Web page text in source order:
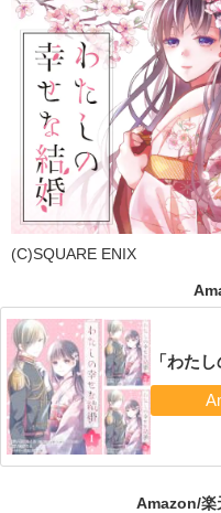
(C)SQUARE ENIX
「わた
Amazon/楽